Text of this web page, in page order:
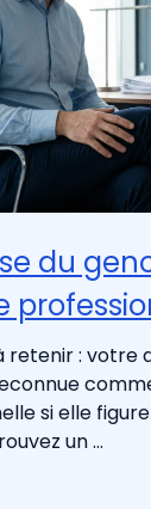
du
retenir : votre
si elle
un ...